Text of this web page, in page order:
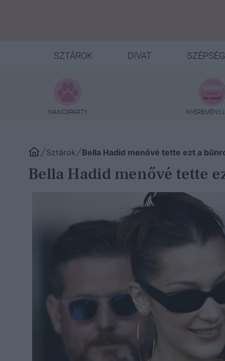
SZTÁROK DIVAT SZÉPSÉG
MANCSPARTY
Sztárok Bella Hadid menővé tette ezt a
Bella Hadid menővé tette